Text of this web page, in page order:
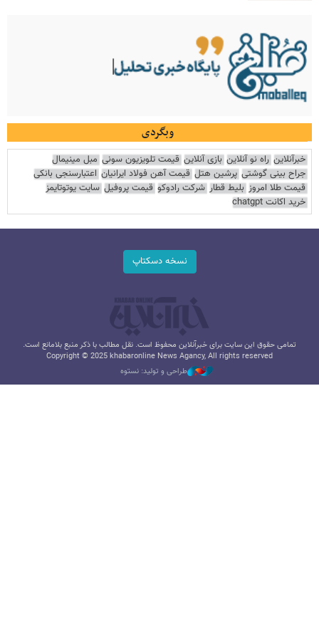
وبگردی
خبرآنلاین راه نو آنلاین بازی آنلاین قیمت تلویزیون سونی مبل مینیمال
جراح بینی گوشتی پرشین هتل قیمت آهن فولاد ایرانیان اعتبارسنجی بانکی
قیمت طلا امروز بلیط قطار شرکت رادوکو قیمت پروفیل سایت یوتوتایمز
خرید اکانت chatgpt
نسخه دسکتاپ
تمامی حقوق این سایت برای خبرآنلاین محفوظ است. نقل مطالب با ذکر منبع بلامانع است.
Copyright © 2025 khabaronline News Agancy, All rights reserved
طراحی و تولید: نستوه